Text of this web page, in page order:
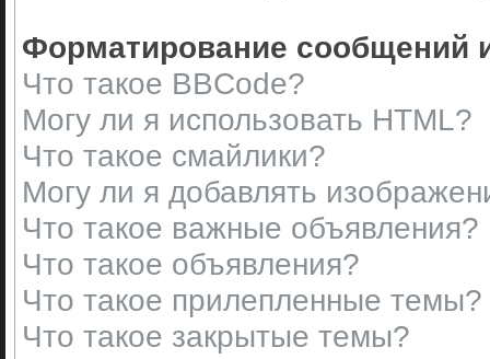
Форматирование сообщений
Что такое BBCode?
Могу ли я использовать HTML?
Что такое смайлики?
Могу ли я добавлять
Что такое важные объявления?
Что такое объявления?
Что такое прилепленные темы?
Что такое закрытые темы?